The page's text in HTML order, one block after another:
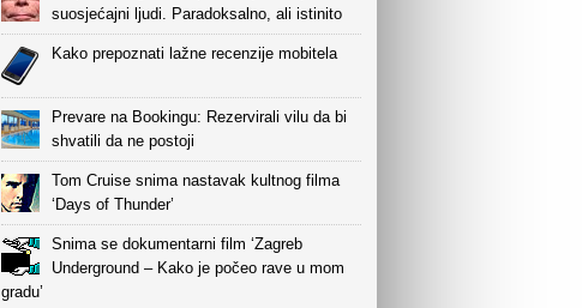
suosjećajni ljudi. Paradoksalno, ali istinito
Kako prepoznati lažne recenzije mobitela
Prevare na Bookingu: Rezervirali vilu da bi
shvatili da ne postoji
Tom Cruise snima nastavak kultnog filma
‘Days of Thunder’
Snima se dokumentarni film ‘Zagreb
Underground – Kako je počeo rave u mom
gradu’